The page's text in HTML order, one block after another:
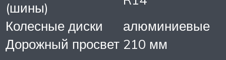
(шины)
Колесные диски
алюминиевые
Дорожный просвет 210 мм